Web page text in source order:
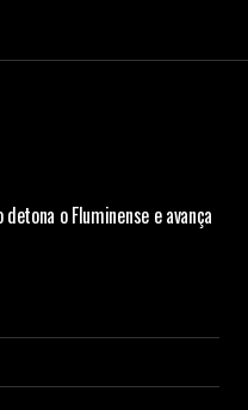
o Fluminense e avança